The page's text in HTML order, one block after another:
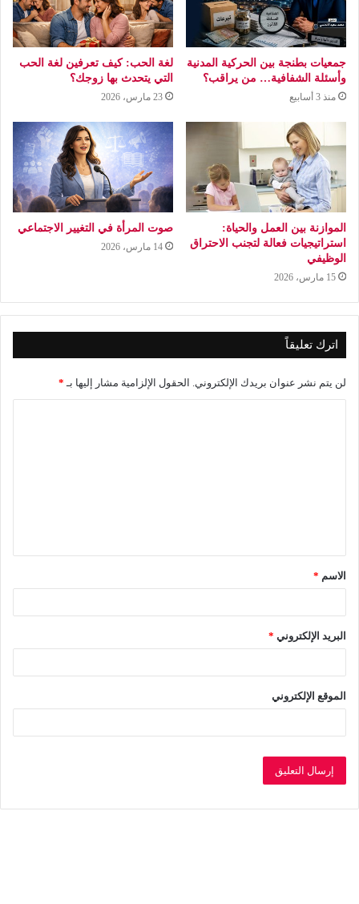
جمعيات بطنجة بين الحركية المدنية
وأسئلة الشفافية… من يراقب؟
منذ 3 أسابيع
لغة الحب: كيف تعرفين لغة الحب
التي يتحدث بها زوجك؟
23 مارس، 2026
الموازنة بين العمل والحياة:
استراتيجيات فعالة لتجنب الاحتراق
الوظيفي
15 مارس، 2026
صوت المرأة في التغيير الاجتماعي
14 مارس، 2026
اترك تعليقاً
لن يتم نشر عنوان بريدك الإلكتروني. الحقول الإلزامية مشار إليها بـ *
ق
*الاسم *
البريد الإلكتروني *
الموقع الإلكتروني